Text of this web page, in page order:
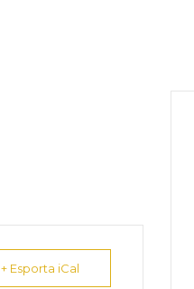
+ Esporta iCal